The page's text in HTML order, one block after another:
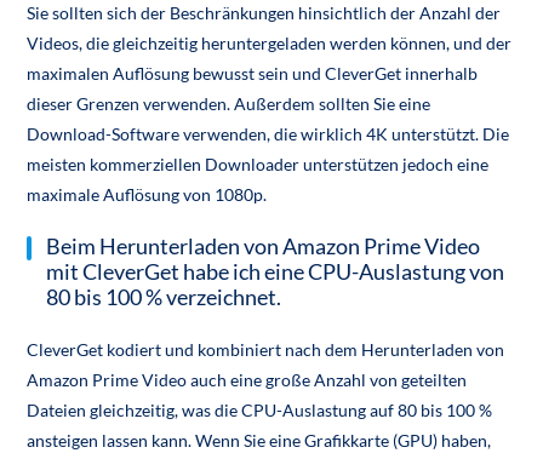
Sie sollten sich der Beschränkungen hinsichtlich der Anzahl der
Videos, die gleichzeitig heruntergeladen werden können, und der
maximalen Auflösung bewusst sein und CleverGet innerhalb
dieser Grenzen verwenden. Außerdem sollten Sie eine
Download-Software verwenden, die wirklich 4K unterstützt. Die
meisten kommerziellen Downloader unterstützen jedoch eine
maximale Auflösung von 1080p.
Beim Herunterladen von Amazon Prime Video
mit CleverGet habe ich eine CPU-Auslastung von
80 bis 100 % verzeichnet.
CleverGet kodiert und kombiniert nach dem Herunterladen von
Amazon Prime Video auch eine große Anzahl von geteilten
Dateien gleichzeitig, was die CPU-Auslastung auf 80 bis 100 %
ansteigen lassen kann. Wenn Sie eine Grafikkarte (GPU) haben,